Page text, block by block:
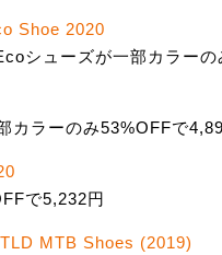
Shoe 2020
シューズが一部カラー
カラーのみ53%OFFで
で5,232円
MTB Shoes (2019)